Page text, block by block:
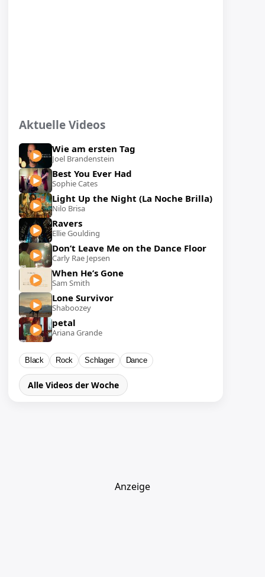
Aktuelle Videos
Wie am ersten Tag
Joel Brandenstein
Best You Ever Had
Sophie Cates
Light Up the Night (La Noche Brilla)
Nilo Brisa
Ravers
Ellie Goulding
Don’t Leave Me on the Dance Floor
Carly Rae Jepsen
When He’s Gone
Sam Smith
Lone Survivor
Shaboozey
petal
Ariana Grande
Black Rock Schlager Dance
Alle Videos der Woche
Anzeige